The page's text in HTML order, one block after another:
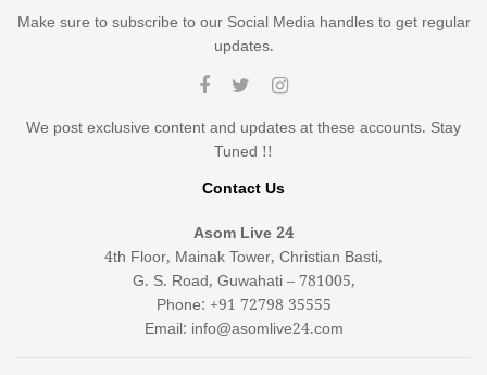
Make sure to subscribe to our Social Media handles to get regular
updates.
We post exclusive content and updates at these accounts. Stay
Tuned !!
Contact Us
Asom Live 24
4th Floor, Mainak Tower, Christian Basti,
G. S. Road, Guwahati – 781005,
Phone: +91 72798 35555
Email: info@asomlive24.com